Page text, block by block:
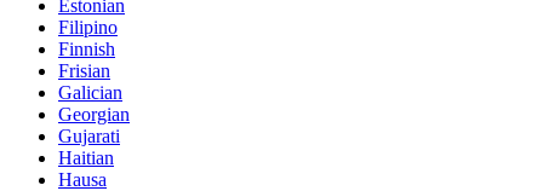
Estonian
Filipino
Finnish
Frisian
Galician
Georgian
Gujarati
Haitian
Hausa